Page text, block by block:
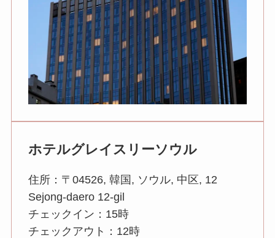
ホテルグレイスリーソウル
住所：〒04526, 韓国, ソウル, 中区, 12
Sejong-daero 12-gil
チェックイン：15時
チェックアウト：12時